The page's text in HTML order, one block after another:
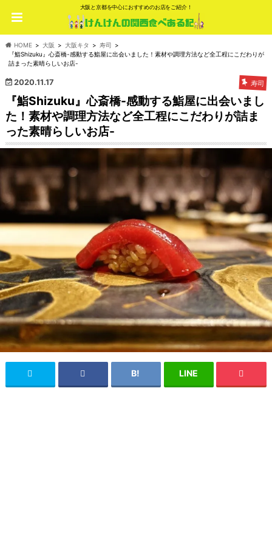
大阪と京都を中心におすすめのお店をご紹介！
HOME 大阪 大阪キタ
寿司
『鮨Shizuku』心斎橋-感動する鮨屋に出会いました！素材や調理方法など全工程にこだわりが
詰まった素晴らしいお店-
2020.11.17 寿司
『鮨Shizuku』心斎橋-感動する鮨屋に出会いまし
た！素材や調理方法など全工程にこだわりが詰ま
った素晴らしいお店-